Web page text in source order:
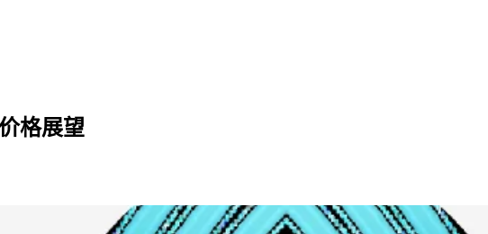
格展望